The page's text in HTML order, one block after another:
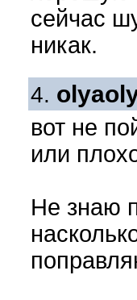
сейчас
никак.
4.
вот не
или
Не знаю